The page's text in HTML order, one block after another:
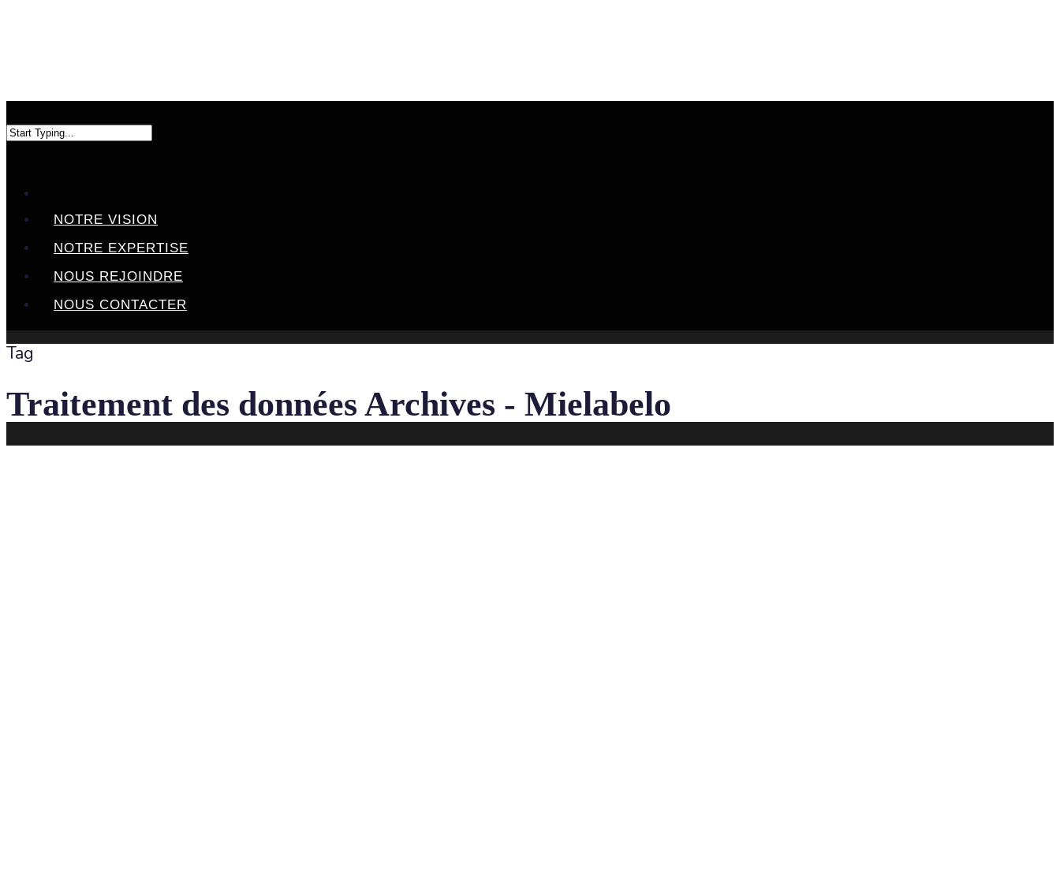
NOTRE VISION
NOTRE EXPERTISE
NOUS REJOINDRE
NOUS CONTACTER
Tag
Traitement des données Archives - Mielabelo